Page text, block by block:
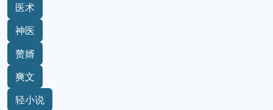
医术
神医
赘婿
爽文
轻小说